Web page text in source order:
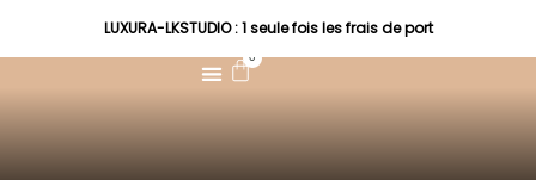
LUXURA-LKSTUDIO : 1 seule fois les frais de port
0